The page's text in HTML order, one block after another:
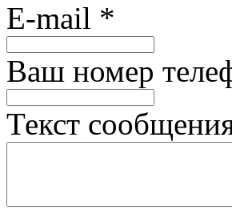
E-mail *
Ваш номер
Текст